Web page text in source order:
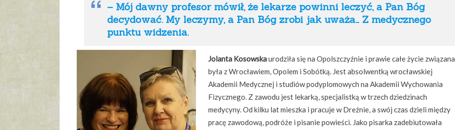
– Mój dawny profesor mówił, że lekarze powinni leczyć, a Pan Bóg
decydować. My leczymy, a Pan Bóg zrobi jak uważa… Z medycznego
punktu widzenia.
Jolanta Kosowskaurodziła się na Opolszczyźnie i prawie całe życie związana
była z Wrocławiem, Opolem i Sobótką. Jest absolwentką wrocławskiej
Akademii Medycznej i studiów podyplomowych na Akademii Wychowania
Fizycznego. Z zawodu jest lekarką, specjalistką w trzech dziedzinach
medycyny. Od kilku lat mieszka i pracuje w Dreźnie, a swój czas dzieli między
pracę zawodową, podróże i pisanie powieści. Jako pisarka zadebiutowała